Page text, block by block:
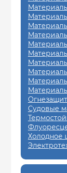
Судовые
Холодное